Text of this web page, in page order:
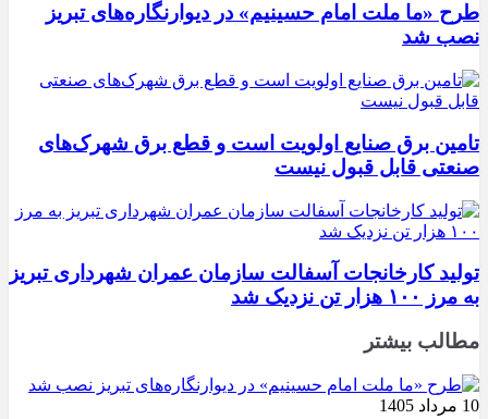
طرح «ما ملت امام حسینیم» در دیوارنگاره‌های تبریز
نصب شد
تامین برق صنایع اولویت است و قطع برق شهرک‌های
صنعتی قابل قبول نیست
تولید کارخانجات آسفالت سازمان عمران شهرداری تبریز
به مرز ۱۰۰ هزار تن نزدیک شد
مطالب بیشتر
10 مرداد 1405